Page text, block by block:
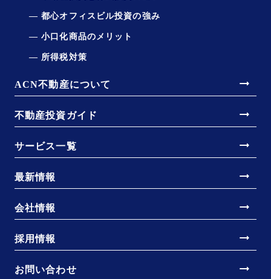
都心オフィスビル投資の強み
小口化商品のメリット
所得税対策
ACN不動産について arrow_right_alt
不動産投資ガイド arrow_right_alt
サービス一覧 arrow_right_alt
最新情報 arrow_right_alt
会社情報 arrow_right_alt
採用情報 arrow_right_alt
お問い合わせ arrow_right_alt